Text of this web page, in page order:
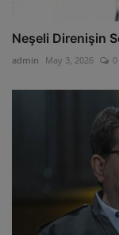
Neşeli Direnişin
admin May 3, 2026 0